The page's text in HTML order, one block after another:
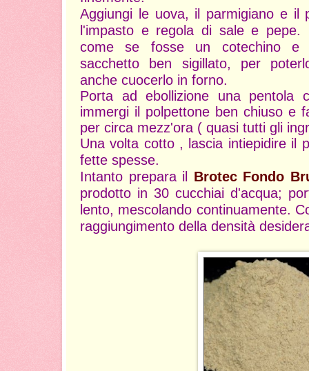
Aggiungi le uova, il parmigiano e il
l'impasto e regola di sale e pepe.
come se fosse un cotechino e
sacchetto ben sigillato, per
anche cuocerlo in forno.
Porta ad ebollizione una pentola
immergi il polpettone ben chiuso e
per circa mezz'ora ( quasi tutti gli
Una volta cotto , lascia intiepidire il
fette spesse.
Intanto prepara il
Brotec Fondo
prodotto in 30 cucchiai d'acqua;
lento, mescolando continuamente.
raggiungimento della densità